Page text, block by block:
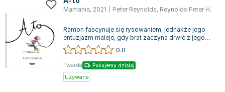
Jan Pietrzak
Marcin Kowalczyk
Piotr Zychowicz
Joanna Jabłczyńska
Piotr Kościelny
Mamania, 2021 Peter Reynolds, Reynolds Peter H.
Ramon fascynuje się rysowaniem, jednakże jego
entuzjazm maleje, gdy brat zaczyna drwić z jego
prac. Może rzeczywiście wazon nie pr...
0.0
Twarda Pakujemy dzisiaj
Używana